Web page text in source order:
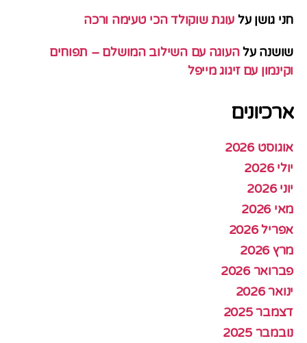
חני גושן על עוגת שוקולד הכי טעימה ורכה
שושנה עלהעוגה עם השילוב המושלם – תפוחים
וקינמון עם זיגוג מייפל
ארכיונים
אוגוסט 2026
יולי 2026
יוני 2026
מאי 2026
אפריל 2026
מרץ 2026
פברואר 2026
ינואר 2026
דצמבר 2025
נובמבר 2025